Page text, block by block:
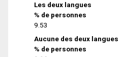
Les deux langues
% de personnes
9.53
Aucune des deux langues
% de personnes